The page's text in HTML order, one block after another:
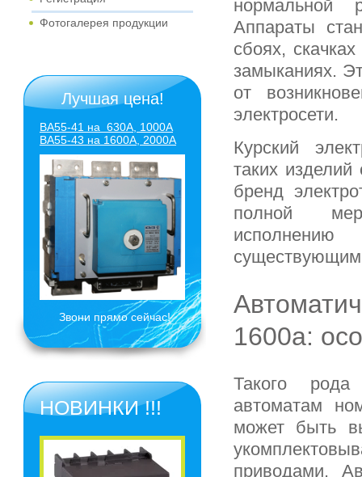
нормальной
Аппараты
сбоях,
замыканиях.
от
электросети.
Курский
таких
бренд
полной
1600а:
Такого рода
автоматам
может быть
приводами.
Фотогалерея продукции
Лучшая цена!
ВА55-41 на 630А, 1000А
ВА55-43 на 1600А, 2000А
Звони прямо сейчас!
НОВИНКИ !!!